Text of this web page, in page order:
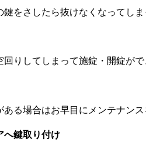
をさしたら抜けなくなってし
りしてしまって施錠・開錠がで
る場合はお早目にメンテナン
へ鍵取り付け